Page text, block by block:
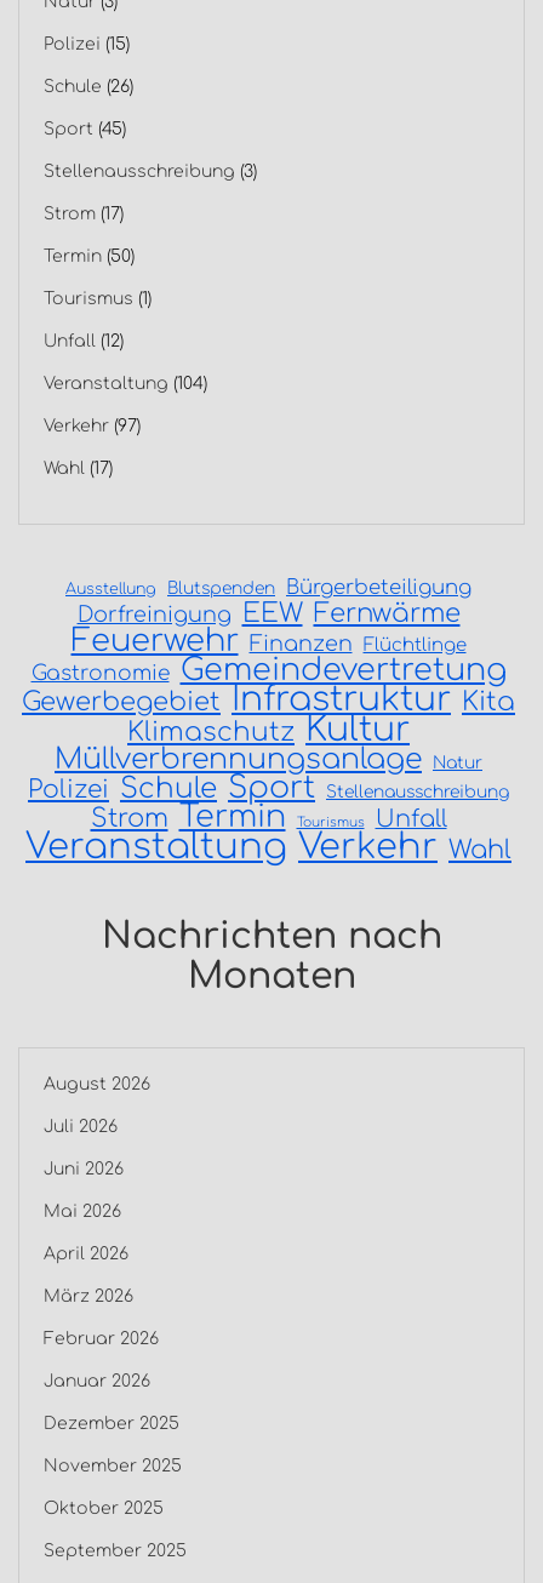
Polizei (15)
Schule (26)
Sport (45)
Stellenausschreibung (3)
Strom (17)
Termin (50)
Tourismus (1)
Unfall (12)
Veranstaltung (104)
Verkehr (97)
Wahl (17)
Ausstellung Blutspenden Bürgerbeteiligung
Dorfreinigung EEW Fernwärme
Feuerwehr Finanzen Flüchtlinge
Gastronomie Gemeindevertretung
Gewerbegebiet Infrastruktur Kita
Klimaschutz Kultur
Müllverbrennungsanlage Natur
Polizei Schule Sport Stellenausschreibung
Strom Termin Tourismus Unfall
Veranstaltung Verkehr Wahl
Nachrichten nach
Monaten
August 2026
Juli 2026
Juni 2026
Mai 2026
April 2026
März 2026
Februar 2026
Januar 2026
Dezember 2025
November 2025
Oktober 2025
September 2025